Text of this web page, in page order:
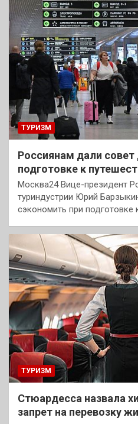
ТУРИЗМ
Россиянам дали
подготовке к
Москва24 Вице-президент
туриндустрии Юрий
сэкономить при подготовке
ТУРИЗМ
Стюардесса назвала
запрет на перевозку